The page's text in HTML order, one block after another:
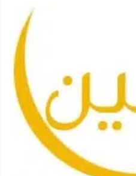
( صلى الله عليه وآله) فكلّ
على حساب الأوطان
جماعاتنا، بل الإنصهار الوطني والدولة
لا تأتي المضرة من مسيحية النظام
القيم و المبادئ الانسانية التي تجعل